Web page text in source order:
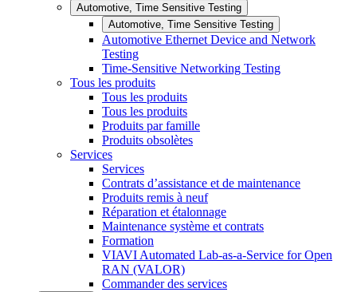
Automotive, Time Sensitive Testing
Automotive, Time Sensitive Testing
Automotive Ethernet Device and Network
Testing
Time-Sensitive Networking Testing
Tous les produits
Tous les produits
Tous les produits
Produits par famille
Produits obsolètes
Services
Services
Contrats d’assistance et de maintenance
Produits remis à neuf
Réparation et étalonnage
Maintenance système et contrats
Formation
VIAVI Automated Lab-as-a-Service for Open
RAN (VALOR)
Commander des services